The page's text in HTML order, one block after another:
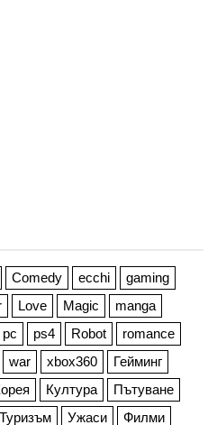
Comedy ecchi
gaming
Love Magic
manga
pc ps4 Robot
romance
war xbox360
Гейминг
Култура
Пътуване
Туризъм Ужаси Филми